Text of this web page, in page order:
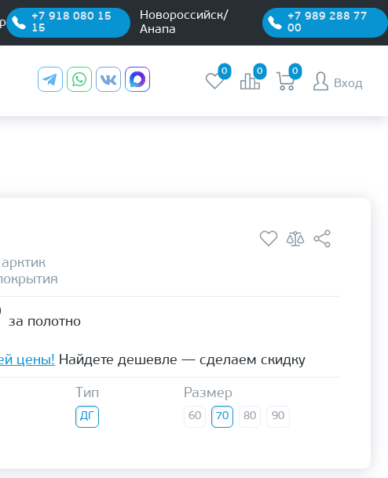
+7 918 080 15
15
Новороссийск/
Анапа
+7 989 288 77
00
0 0 0
Вход
за полотно
цены! Найдете дешевле — сделаем скидку
Тип
ДГ
Размер
60 70 80 90